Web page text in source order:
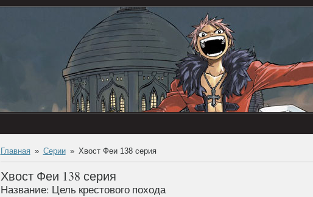
Главная Серии Хвост Феи 138 серия
Хвост Феи 138 серия
Название: Цель крестового похода